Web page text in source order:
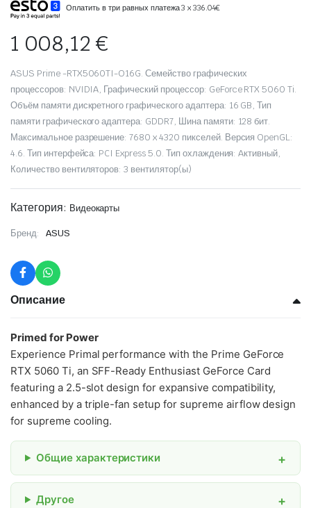
Оплатить в три равных платежа 3 x 336.04€
1 008,12€
ASUS Prime -RTX5060TI-O16G. Семейство графических
процессоров: NVIDIA, Графический процессор: GeForce RTX 5060 Ti.
Объём памяти дискретного графического адаптера: 16 GB, Тип
памяти графического адаптера: GDDR7, Шина памяти: 128 бит.
Максимальное разрешение: 7680 x 4320 пикселей. Версия OpenGL:
4.6. Тип интерфейса: PCI Express 5.0. Тип охлаждения: Aктивный,
Количество вентиляторов: 3 вентилятор(ы)
Категория: Видеокарты
Бренд: ASUS
Описание
Primed for Power
Experience Primal performance with the Prime GeForce
RTX 5060 Ti, an SFF-Ready Enthusiast GeForce Card
featuring a 2.5-slot design for expansive compatibility,
enhanced by a triple-fan setup for supreme airflow design
for supreme cooling.
Общие характеристики
Другое